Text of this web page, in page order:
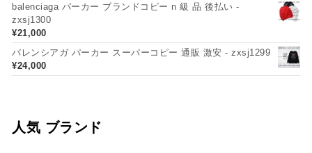
balenciaga パーカー ブランドコピー n 級 品 後払い -
zxsj1300
¥21,000
バレンシアガ パーカー スーパーコピー 通販 激安 - zxsj1299
¥24,000
人気 ブランド